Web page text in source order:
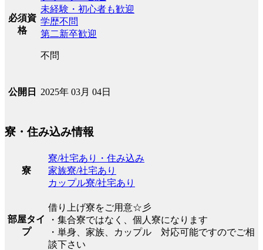
必須資
格
未経験・初心者も歓迎
学歴不問
第二新卒歓迎
不問
公開日 2025年 03月 04日
寮・住み込み情報
寮
寮/社宅あり・住み込み
家族寮/社宅あり
カップル寮/社宅あり
部屋タイ
プ
借り上げ寮をご用意☆彡
・集合寮ではなく、個人寮になります
・単身、家族、カップル 対応可能ですのでご相
談下さい